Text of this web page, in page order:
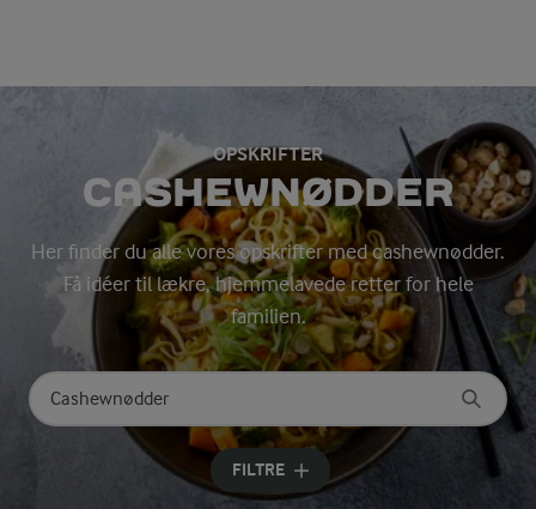
OPSKRIFTER
CASHEWNØDDER
Her finder du alle vores opskrifter med cashewnødder.
Få idéer til lækre, hjemmelavede retter for hele
familien.
Søg på kategori
Indtast søgeord for at søge
FILTRE